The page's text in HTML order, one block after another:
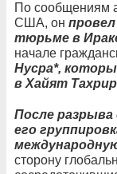
По сообщениям
США, он
тюрьме в
начале
Нусра*,
в Хайят
После разрыва
его
сторону